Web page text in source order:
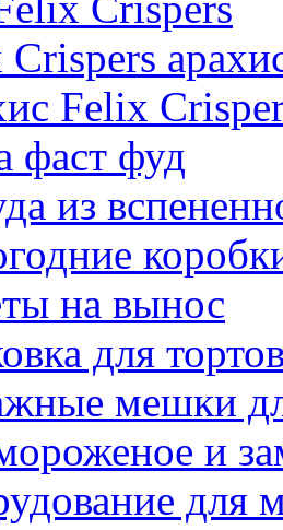
Felix
фаст фуд
из
на вынос
для
мешки
и
для